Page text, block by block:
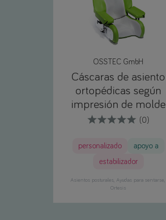
OSSTEC GmbH
Cáscaras de asiento
ortopédicas según
impresión de molde
(0)
personalizado
apoyo a
estabilizador
Asientos posturales
Ayudas para sentarse
Ortesis